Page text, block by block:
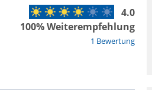
1 Bewertung
4.0
100% Weiterempfehlung